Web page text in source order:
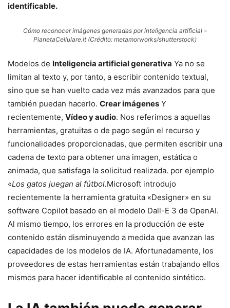
identificable.
Cómo reconocer imágenes generadas por inteligencia artificial –
PianetaCellulare.it (Crédito: metamorworks/shutterstock)
Modelos de Inteligencia artificial generativa Ya no se
limitan al texto y, por tanto, a escribir contenido textual,
sino que se han vuelto cada vez más avanzados para que
también puedan hacerlo. Crear imágenes Y
recientemente, Vídeo y audio. Nos referimos a aquellas
herramientas, gratuitas o de pago según el recurso y
funcionalidades proporcionadas, que permiten escribir una
cadena de texto para obtener una imagen, estática o
animada, que satisfaga la solicitud realizada. por ejemplo
«Los gatos juegan al fútbol.Microsoft introdujo
recientemente la herramienta gratuita «Designer» en su
software Copilot basado en el modelo Dall-E 3 de OpenAI.
Al mismo tiempo, los errores en la producción de este
contenido están disminuyendo a medida que avanzan las
capacidades de los modelos de IA. Afortunadamente, los
proveedores de estas herramientas están trabajando ellos
mismos para hacer identificable el contenido sintético.